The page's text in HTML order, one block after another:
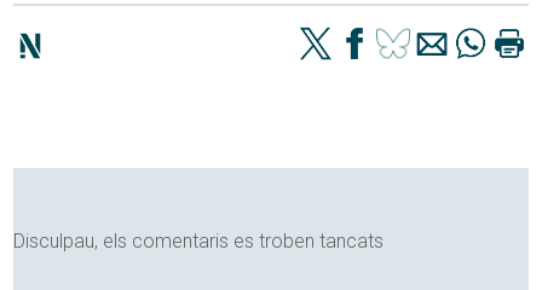
Disculpau, els comentaris es troben tancats